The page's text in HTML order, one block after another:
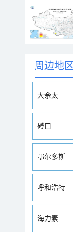
周边地区
大佘太
磴口
鄂尔多斯
呼和浩特
海力素